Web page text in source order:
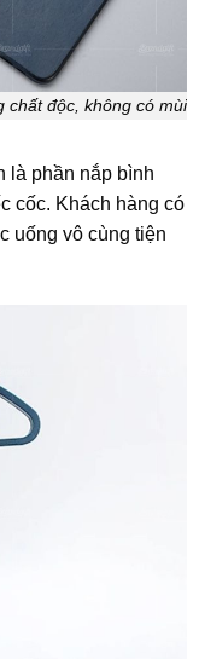
chất độc, không có mùi
là phần nắp bình
cốc. Khách hàng có
uống vô cùng tiện